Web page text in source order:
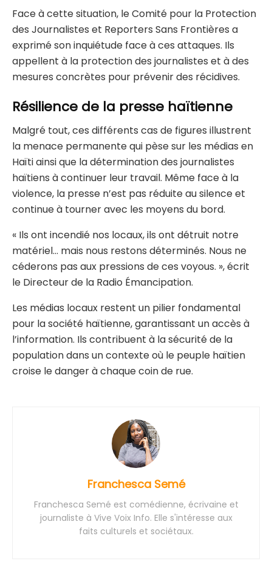
Face à cette situation, le Comité pour la Protection
des Journalistes et Reporters Sans Frontières a
exprimé son inquiétude face à ces attaques. Ils
appellent à la protection des journalistes et à des
mesures concrètes pour prévenir des récidives.
Résilience de la presse haïtienne
Malgré tout, ces différents cas de figures illustrent
la menace permanente qui pèse sur les médias en
Haïti ainsi que la détermination des journalistes
haïtiens à continuer leur travail. Même face à la
violence, la presse n’est pas réduite au silence et
continue à tourner avec les moyens du bord.
« Ils ont incendié nos locaux, ils ont détruit notre
matériel… mais nous restons déterminés. Nous ne
céderons pas aux pressions de ces voyous. », écrit
le Directeur de la Radio Émancipation.
Les médias locaux restent un pilier fondamental
pour la société haïtienne, garantissant un accès à
l’information. Ils contribuent à la sécurité de la
population dans un contexte où le peuple haïtien
croise le danger à chaque coin de rue.
Franchesca Semé
Franchesca Semé est comédienne, écrivaine et
journaliste à Vive Voix Info. Elle s'intéresse aux
faits culturels et sociétaux.